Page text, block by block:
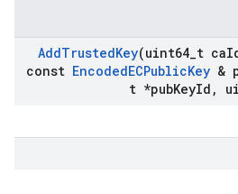
AddTrustedKey(uint64 t ca
const EncodedECPublicKey &
t *pubKeyId ,